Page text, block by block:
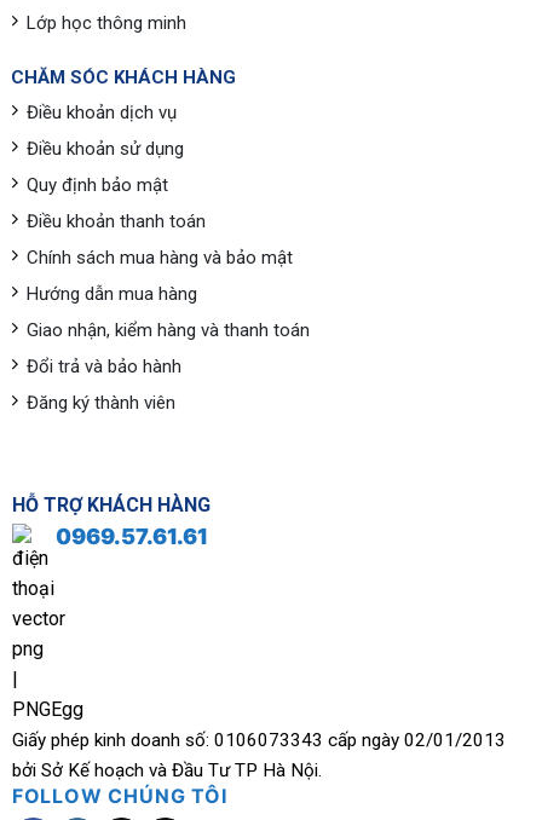
Lớp học thông minh
CHĂM SÓC KHÁCH HÀNG
Điều khoản dịch vụ
Điều khoản sử dụng
Quy định bảo mật
Điều khoản thanh toán
Chính sách mua hàng và bảo mật
Hướng dẫn mua hàng
Giao nhận, kiểm hàng và thanh toán
Đổi trả và bảo hành
Đăng ký thành viên
HỖ TRỢ KHÁCH HÀNG
0969.57.61.61
Giấy phép kinh doanh số: 0106073343 cấp ngày 02/01/2013
bởi Sở Kế hoạch và Đầu Tư TP Hà Nội.
FOLLOW CHÚNG TÔI